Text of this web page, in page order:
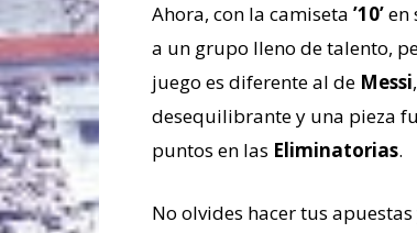
Ahora, con la camiseta ’10’en
a un grupo lleno de talento,
juego es diferente al de Messi,
desequilibrante y una pieza
puntos en las Eliminatorias.
No olvides hacer tus